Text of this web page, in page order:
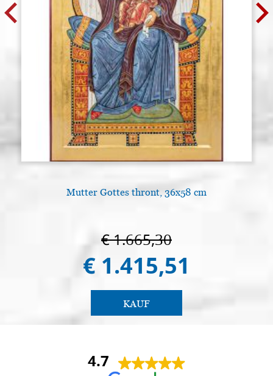
Mutter Gottes thront, 36x58 cm
€ 1.665,30
€ 1.415,51
KAUF
4.7